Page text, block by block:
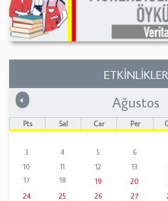
ETKİNLİKLER
« Önceki Ağustos
Pts Sal Çar Per
3
4 5 6
10
11 12 13
17
18 19 20
24
25 26 27